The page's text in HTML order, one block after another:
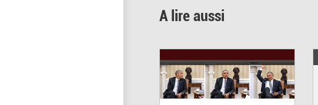
A lire aussi